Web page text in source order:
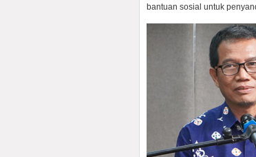
bantuan sosial untuk